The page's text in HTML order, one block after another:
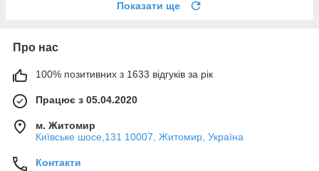
Показати ще
Про нас
100% позитивних з 1633 відгуків за рік
Працює з 05.04.2020
м. Житомир
Київське шосе,131 10007, Житомир, Україна
Контакти